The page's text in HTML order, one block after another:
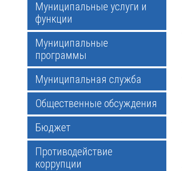
Муниципальные услуги и
функции
Муниципальные
программы
Муниципальная служба
Общественные обсуждения
Бюджет
Противодействие
коррупции